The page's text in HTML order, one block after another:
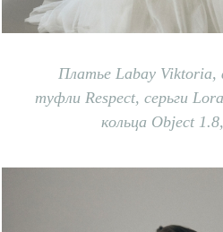
Платье Labay Viktoria,
туфли Respect, серьги
кольца Object